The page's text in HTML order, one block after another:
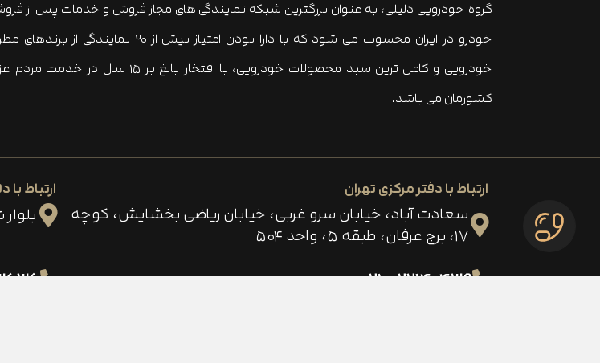
گروه خودرویی دلیلی، به عنوان بزرگترین شبکه نمایندگی های مجاز فروش و خدمات پس از
خودرو در ایران محسوب می شود که با دارا بودن امتیاز بیش از ۲۰ نمایندگی از
خودرویی و کامل ترین سبد محصولات خودرویی، با افتخار بالغ بر ۱۵ سال در خدمت
کشورمان می باشد.
ارتباط با دفتر مرکزی تهران
سعادت آباد، خیابان سرو غربی، خیابان ریاضی بخشایش، کوچه
۱۷، برج عرفان، طبقه ۵، واحد ۵۰۴
۲۲۱۴۰۴۳۹ - ۰۲۱
ارتباط
۳۶۳۶ -